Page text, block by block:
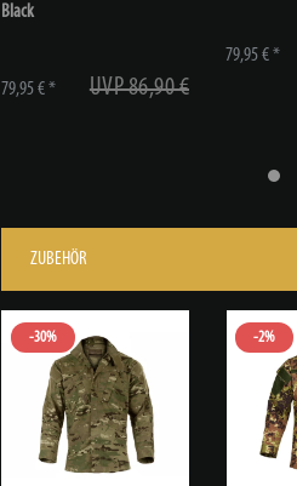
Black
UVP 86,90 €
79,95 € *
79,95 € *
ZUBEHÖR
-30% -2%